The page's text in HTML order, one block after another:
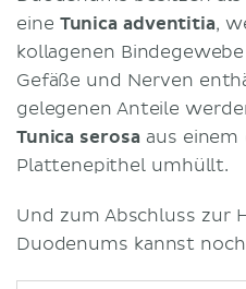
eine Tunica adventitia,
kollagenen
Gefäße und Nerven
gelegenen Anteile
Tunica serosa aus einem
Plattenepithel umhüllt.
Und zum Abschluss zur
Duodenums kannst